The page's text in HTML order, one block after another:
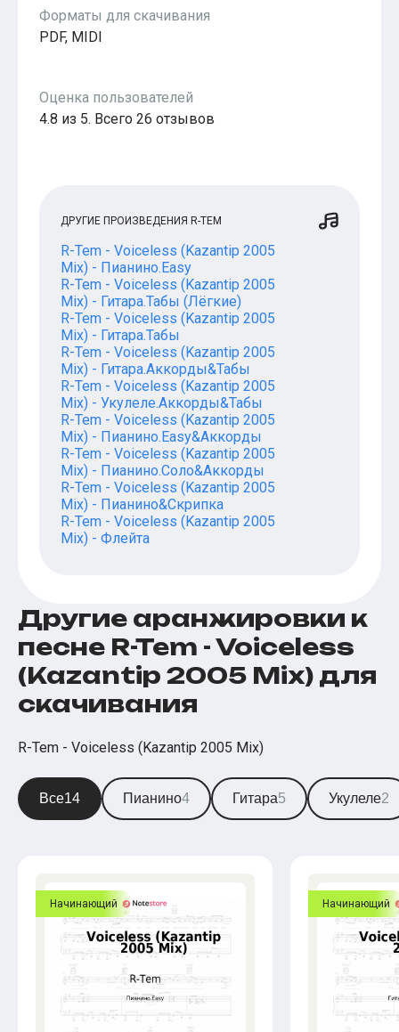
Форматы для скачивания
PDF, MIDI
Оценка пользователей
4.8 из 5. Всего 26 отзывов
ДРУГИЕ ПРОИЗВЕДЕНИЯ R-TEM
R-Tem - Voiceless (Kazantip 2005
Mix) - Пианино.Easy
R-Tem - Voiceless (Kazantip 2005
Mix) - Гитара.Табы (Лёгкие)
R-Tem - Voiceless (Kazantip 2005
Mix) - Гитара.Табы
R-Tem - Voiceless (Kazantip 2005
Mix) - Гитара.Аккорды&Табы
R-Tem - Voiceless (Kazantip 2005
Mix) - Укулеле.Аккорды&Табы
R-Tem - Voiceless (Kazantip 2005
Mix) - Пианино.Easy&Аккорды
R-Tem - Voiceless (Kazantip 2005
Mix) - Пианино.Соло&Аккорды
R-Tem - Voiceless (Kazantip 2005
Mix) - Пианино&Скрипка
R-Tem - Voiceless (Kazantip 2005
Mix) - Флейта
Другие аранжировки к
песне R-Tem - Voiceless
(Kazantip 2005 Mix) для
скачивания
R-Tem - Voiceless (Kazantip 2005 Mix)
Все14 Пианино4 Гитара5 Укулеле2
Начинающий Начинающий